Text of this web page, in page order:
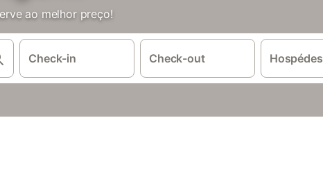
ao melhor preço!
Check-in Check-out Hospédes